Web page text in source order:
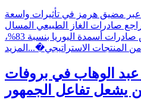
مضيق هرمز في تأثيرات واسعة
صادرات الغاز الطبيعي المسال
بنسبة 95%، إلى جانب انخفاض صادرات أسمدة اليوريا بنسبة 83%،
المنتجات الاستراتيجي�... المزيد
الوهاب في بروفات
يشعل تفاعل الجمهور